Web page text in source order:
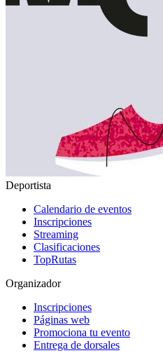
Deportista
Calendario de eventos
Inscripciones
Streaming
Clasificaciones
TopRutas
Organizador
Inscripciones
Páginas web
Promociona tu evento
Entrega de dorsales